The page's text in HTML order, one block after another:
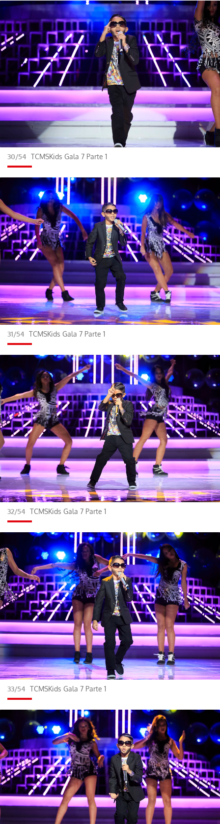
30/54 TCMSKids Gala 7 Parte 1
31/54 TCMSKids Gala 7 Parte 1
32/54 TCMSKids Gala 7 Parte 1
33/54 TCMSKids Gala 7 Parte 1